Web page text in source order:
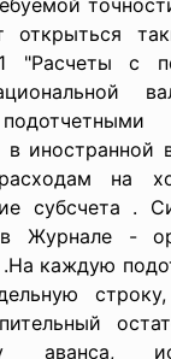
открыться
"Расчеты с
иностранной
на
субсчета .
в Журнале -
каждую